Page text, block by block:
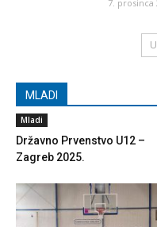
7. prosinca
MLADI
Mladi
Državno Prvenstvo U12 –
Zagreb 2025.